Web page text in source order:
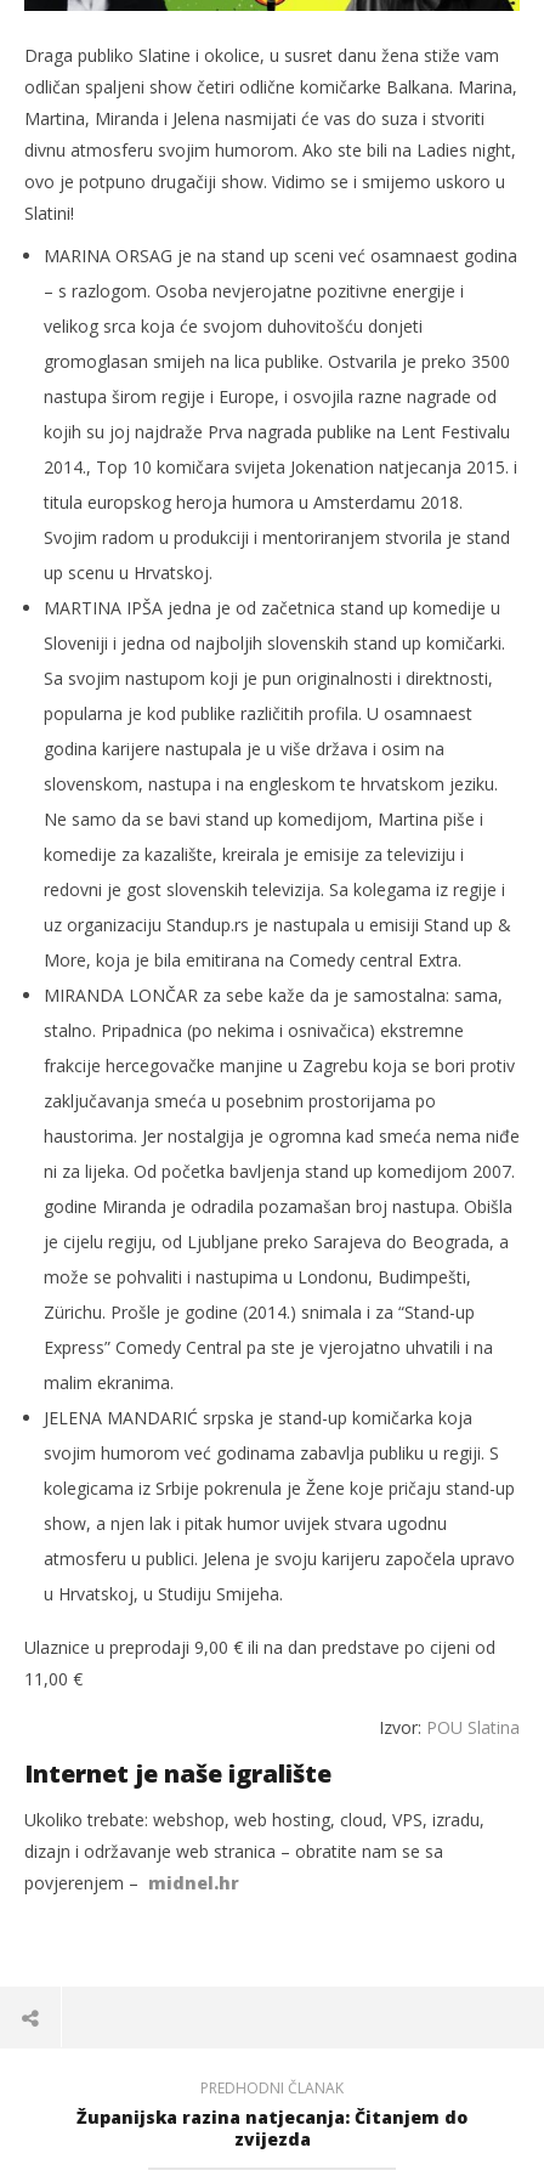
Draga publiko Slatine i okolice, u susret danu žena stiže vam
odličan spaljeni show četiri odlične komičarke Balkana. Marina,
Martina, Miranda i Jelena nasmijati će vas do suza i stvoriti
divnu atmosferu svojim humorom. Ako ste bili na Ladies night,
ovo je potpuno drugačiji show. Vidimo se i smijemo uskoro u
Slatini!
MARINA ORSAG je na stand up sceni već osamnaest godina
– s razlogom. Osoba nevjerojatne pozitivne energije i
velikog srca koja će svojom duhovitošću donjeti
gromoglasan smijeh na lica publike. Ostvarila je preko 3500
nastupa širom regije i Europe, i osvojila razne nagrade od
kojih su joj najdraže Prva nagrada publike na Lent Festivalu
2014., Top 10 komičara svijeta Jokenation natjecanja 2015. i
titula europskog heroja humora u Amsterdamu 2018.
Svojim radom u produkciji i mentoriranjem stvorila je stand
up scenu u Hrvatskoj.
MARTINA IPŠA jedna je od začetnica stand up komedije u
Sloveniji i jedna od najboljih slovenskih stand up komičarki.
Sa svojim nastupom koji je pun originalnosti i direktnosti,
popularna je kod publike različitih profila. U osamnaest
godina karijere nastupala je u više država i osim na
slovenskom, nastupa i na engleskom te hrvatskom jeziku.
Ne samo da se bavi stand up komedijom, Martina piše i
komedije za kazalište, kreirala je emisije za televiziju i
redovni je gost slovenskih televizija. Sa kolegama iz regije i
uz organizaciju Standup.rs je nastupala u emisiji Stand up &
More, koja je bila emitirana na Comedy central Extra.
MIRANDA LONČAR za sebe kaže da je samostalna: sama,
stalno. Pripadnica (po nekima i osnivačica) ekstremne
frakcije hercegovačke manjine u Zagrebu koja se bori protiv
zaključavanja smeća u posebnim prostorijama po
haustorima. Jer nostalgija je ogromna kad smeća nema niđe
ni za lijeka. Od početka bavljenja stand up komedijom 2007.
godine Miranda je odradila pozamašan broj nastupa. Obišla
je cijelu regiju, od Ljubljane preko Sarajeva do Beograda, a
može se pohvaliti i nastupima u Londonu, Budimpešti,
Zürichu. Prošle je godine (2014.) snimala i za “Stand-up
Express” Comedy Central pa ste je vjerojatno uhvatili i na
malim ekranima.
JELENA MANDARIĆ srpska je stand-up komičarka koja
svojim humorom već godinama zabavlja publiku u regiji. S
kolegicama iz Srbije pokrenula je Žene koje pričaju stand-up
show, a njen lak i pitak humor uvijek stvara ugodnu
atmosferu u publici. Jelena je svoju karijeru započela upravo
u Hrvatskoj, u Studiju Smijeha.
Ulaznice u preprodaji 9,00 € ili na dan predstave po cijeni od
11,00 €
Izvor: POU Slatina
Internet je naše igralište
Ukoliko trebate: webshop, web hosting, cloud, VPS, izradu,
dizajn i održavanje web stranica – obratite nam se sa
povjerenjem – midnel.hr
PREDHODNI ČLANAK
Županijska razina natjecanja: Čitanjem do
zvijezda